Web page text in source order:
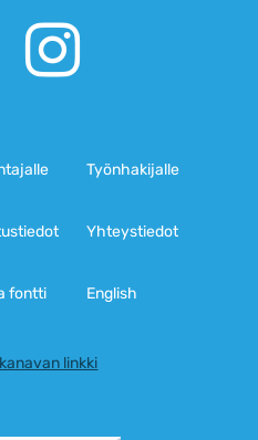
Työnhakijalle
Yhteystiedot
fontti English
linkki